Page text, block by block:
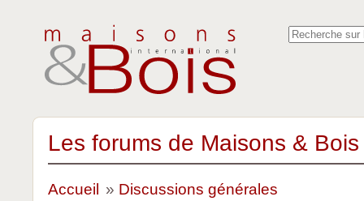
Les forums de Maisons &
Accueil » Discussions générales